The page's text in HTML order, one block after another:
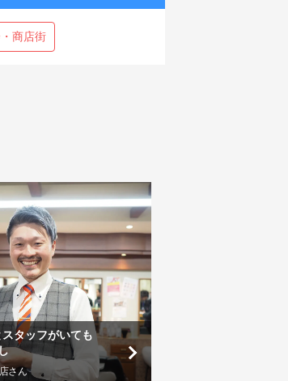
商店街
タッフがいても
さん